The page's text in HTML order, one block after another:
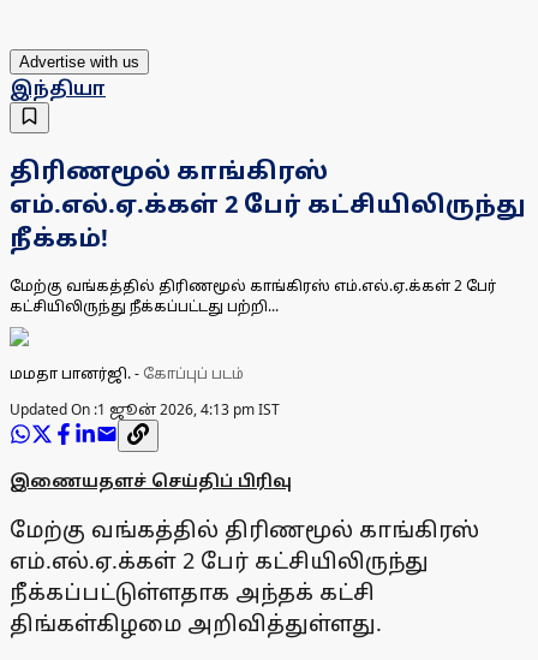
Advertise with us
இந்தியா
திரிணமூல் காங்கிரஸ்
எம்.எல்.ஏ.க்கள் 2 பேர் கட்சியிலிருந்து
நீக்கம்!
மேற்கு வங்கத்தில் திரிணமூல் காங்கிரஸ் எம்.எல்.ஏ.க்கள் 2 பேர்
கட்சியிலிருந்து நீக்கப்பட்டது பற்றி...
மமதா பானர்ஜி.- கோப்புப் படம்
Updated On :1 ஜூன் 2026, 4:13 pm IST
இணையதளச் செய்திப் பிரிவு
மேற்கு வங்கத்தில் திரிணமூல் காங்கிரஸ்
எம்.எல்.ஏ.க்கள் 2 பேர் கட்சியிலிருந்து
நீக்கப்பட்டுள்ளதாக அந்தக் கட்சி
திங்கள்கிழமை அறிவித்துள்ளது.